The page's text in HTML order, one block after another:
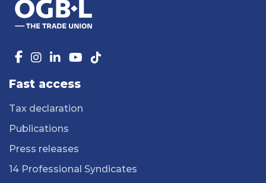
Fast access
Tax declaration
Publications
Press releases
14 Professional Syndicates